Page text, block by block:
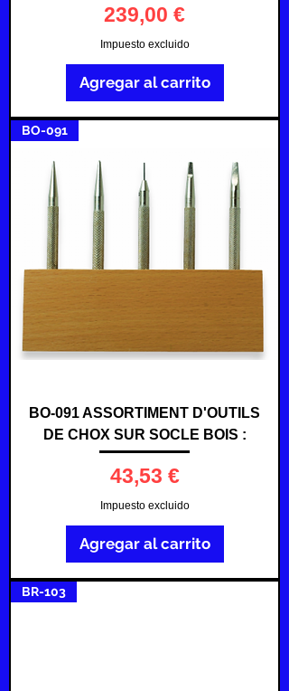
Precio
239,00 €
Impuesto excluido
Agregar al carrito
BO-091
BO-091 ASSORTIMENT D'OUTILS
DE CHOX SUR SOCLE BOIS :
Precio
43,53 €
Impuesto excluido
Agregar al carrito
BR-103